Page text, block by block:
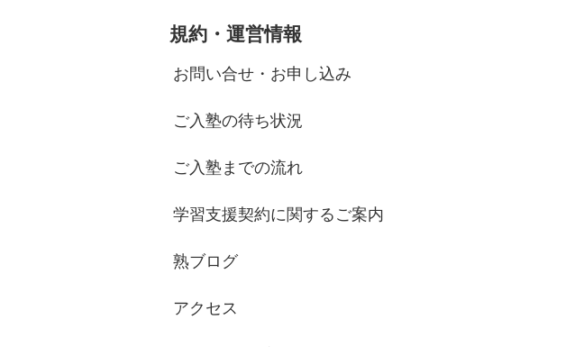
規約・運営情報
お問い合せ・お申し込み
ご入塾の待ち状況
ご入塾までの流れ
学習支援契約に関するご案内
熟ブログ
アクセス